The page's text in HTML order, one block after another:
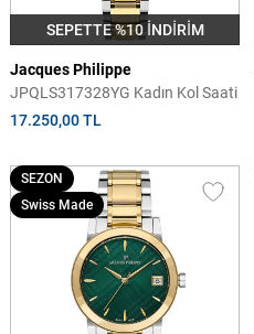
SEPETTE %10 İNDİRİM
Jacques Philippe
JPQLS317328YG Kadın Kol Saati
17.250,00 TL
SEZON
Swiss Made